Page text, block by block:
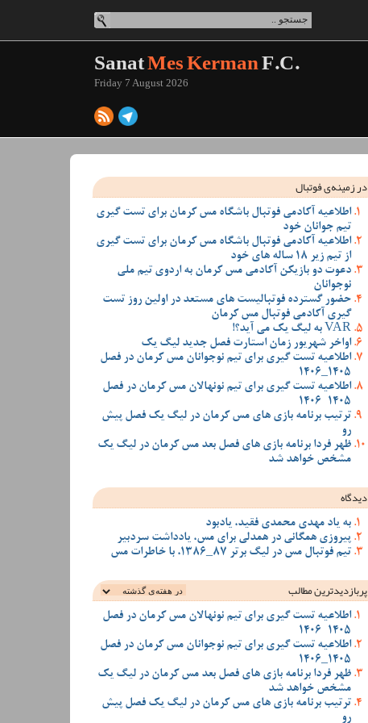
SanatMes KermanF.C.
Friday 7 August 2026
در زمینه‌ی فوتبال
اطلاعیه آکادمی فوتبال باشگاه مس کرمان برای تست گیری
تیم جوانان خود
اطلاعیه آکادمی فوتبال باشگاه مس کرمان برای تست گیری
از تیم زیر 18 ساله های خود
دعوت دو بازیکن آکادمی مس کرمان به اردوی تیم ملی
نوجوانان
حضور گسترده فوتبالیست های مستعد در اولین روز تست
گیری آکادمی فوتبال مس کرمان
VAR به لیگ یک می آید؟!
اواخر شهریور زمان استارت فصل جدید لیگ یک
اطلاعیه تست گیری برای تیم نوجوانان مس کرمان در فصل
1405_1406
اطلاعیه تست گیری برای تیم نونهالان مس کرمان در فصل
1405-1406
ترتیب برنامه بازی های مس کرمان در لیگ یک فصل پیش
رو
ظهر فردا برنامه بازی های فصل بعد مس کرمان در لیگ یک
مشخص خواهد شد
دیدگاه
به یاد مهدی محمدی فقید، یادبود
پیروزی همگانی در همدلی برای مس، یادداشت سردبیر
تیم فوتبال مس در لیگ برتر 87_1386، با خاطرات مس
پربازدیدترین‌ مطالب
اطلاعیه تست گیری برای تیم نونهالان مس کرمان در فصل
1405-1406
اطلاعیه تست گیری برای تیم نوجوانان مس کرمان در فصل
1405_1406
ظهر فردا برنامه بازی های فصل بعد مس کرمان در لیگ یک
مشخص خواهد شد
ترتیب برنامه بازی های مس کرمان در لیگ یک فصل پیش
رو